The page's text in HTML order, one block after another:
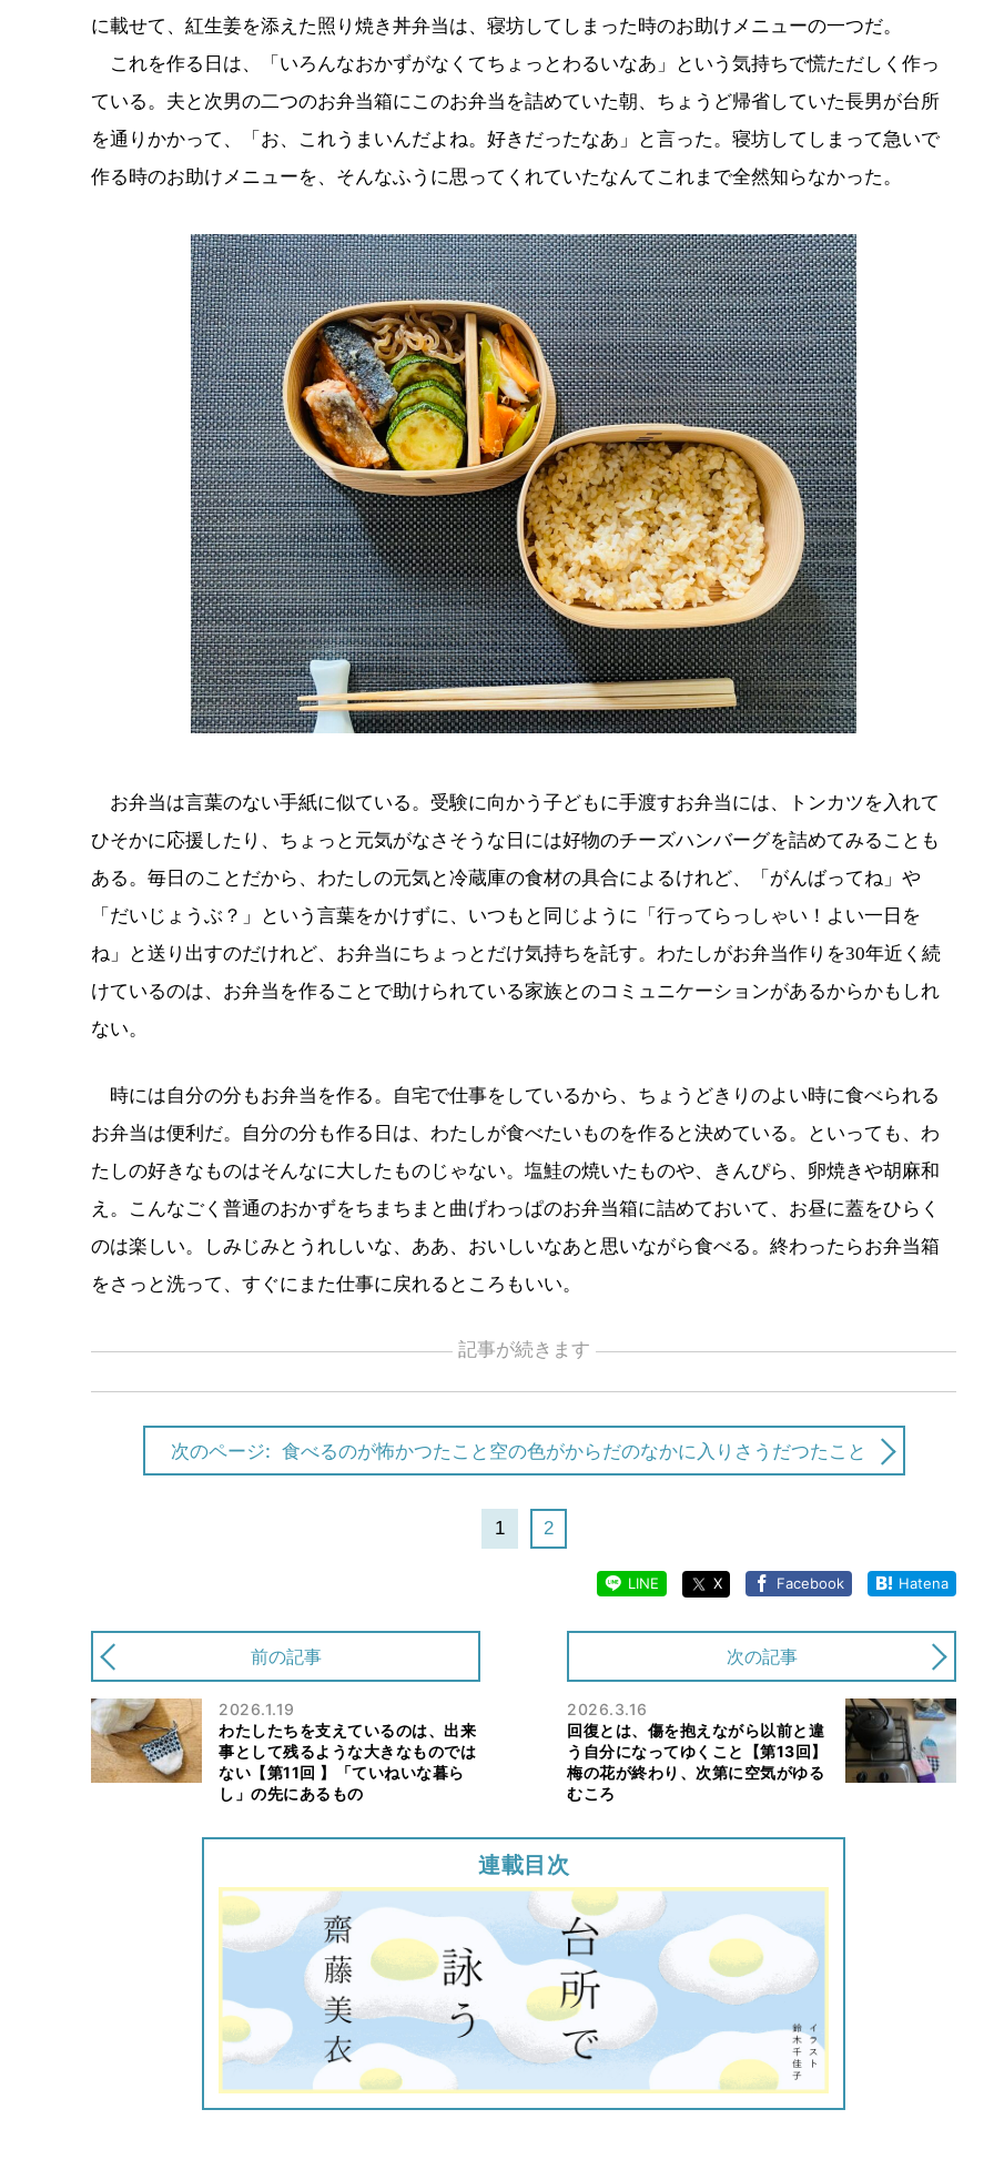
に載せて、紅生姜を添えた照り焼き丼弁当は、寝坊してしまった時のお助けメニューの一つだ。
これを作る日は、「いろんなおかずがなくてちょっとわるいなあ」という気持ちで慌ただしく作っ
ている。夫と次男の二つのお弁当箱にこのお弁当を詰めていた朝、ちょうど帰省していた長男が台所
を通りかかって、「お、これうまいんだよね。好きだったなあ」と言った。寝坊してしまって急いで
作る時のお助けメニューを、そんなふうに思ってくれていたなんてこれまで全然知らなかった。
お弁当は言葉のない手紙に似ている。受験に向かう子どもに手渡すお弁当には、トンカツを入れて
ひそかに応援したり、ちょっと元気がなさそうな日には好物のチーズハンバーグを詰めてみることも
ある。毎日のことだから、わたしの元気と冷蔵庫の食材の具合によるけれど、「がんばってね」や
「だいじょうぶ？」という言葉をかけずに、いつもと同じように「行ってらっしゃい！よい一日を
ね」と送り出すのだけれど、お弁当にちょっとだけ気持ちを託す。わたしがお弁当作りを30年近く続
けているのは、お弁当を作ることで助けられている家族とのコミュニケーションがあるからかもしれ
ない。
時には自分の分もお弁当を作る。自宅で仕事をしているから、ちょうどきりのよい時に食べられる
お弁当は便利だ。自分の分も作る日は、わたしが食べたいものを作ると決めている。といっても、わ
たしの好きなものはそんなに大したものじゃない。塩鮭の焼いたものや、きんぴら、卵焼きや胡麻和
え。こんなごく普通のおかずをちまちまと曲げわっぱのお弁当箱に詰めておいて、お昼に蓋をひらく
のは楽しい。しみじみとうれしいな、ああ、おいしいなあと思いながら食べる。終わったらお弁当箱
をさっと洗って、すぐにまた仕事に戻れるところもいい。
記事が続きます
次のページ: 食べるのが怖かつたこと空の色がからだのなかに入りさうだつたこと
1 2
LINE X Facebook Hatena
前の記事
2026.1.19
わたしたちを支えているのは、出来
事として残るような大きなものでは
ない【第11回 】「ていねいな暮ら
し」の先にあるもの
次の記事
2026.3.16
回復とは、傷を抱えながら以前と違
う自分になってゆくこと【第13回】
梅の花が終わり、次第に空気がゆる
むころ
連載目次